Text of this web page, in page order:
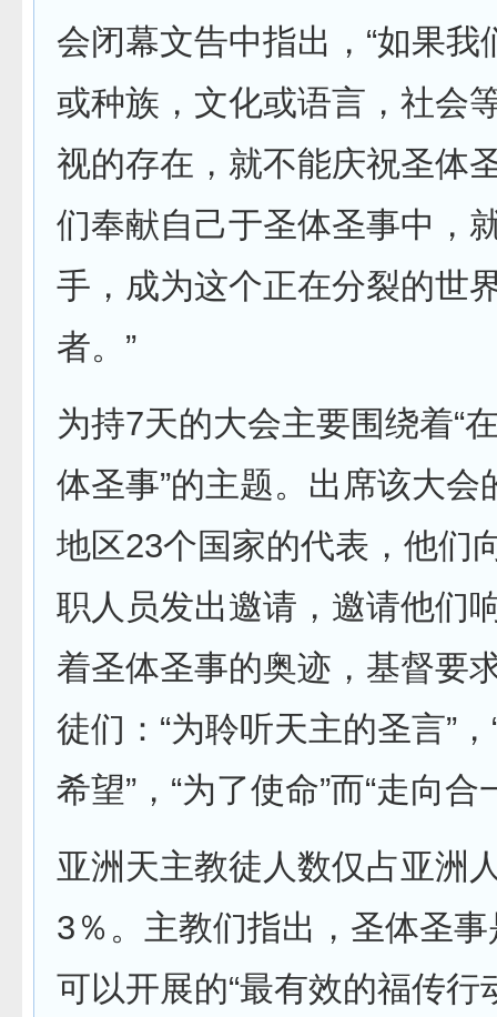
会闭幕文告中指出，“如果我
或种族，文化或语言，社会
视的存在，就不能庆祝圣体
们奉献自己于圣体圣事中，
手，成为这个正在分裂的世
者。”
为持7天的大会主要围绕着“
体圣事”的主题。出席该大会
地区23个国家的代表，他们
职人员发出邀请，邀请他们
着圣体圣事的奥迹，基督要
徒们：“为聆听天主的圣言”
希望”，“为了使命”而“走向合
亚洲天主教徒人数仅占亚洲
3％。主教们指出，圣体圣
可以开展的“最有效的福传行